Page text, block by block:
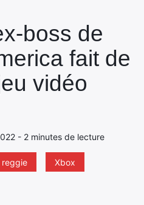
boss de
fait de
vidéo
- 2 minutes de lecture
reggie Xbox